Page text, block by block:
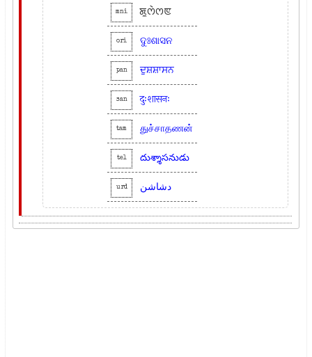
mni ꯗꯨꯁꯥꯁꯟ
ori ଦୁଃଶାସନ
pan ਦੁਸ਼ਸ਼ਾਸਨ
san दुःशासनः
tam துச்சாதணன்
tel దుశ్శాసనుడు
urd دشاشن